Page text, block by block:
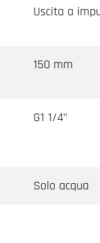
Uscita a
150 mm
G1 1/4"
Solo acqua